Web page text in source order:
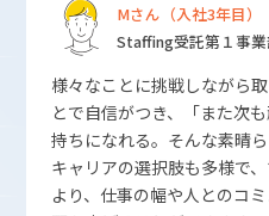
Mさん（入社3年目）
Staffing受託第１事
様々なことに挑戦しながら
とで自信がつき、「また次
持ちになれる。そんな素晴ら
キャリアの選択肢も多様で
より、仕事の幅や人とのコ